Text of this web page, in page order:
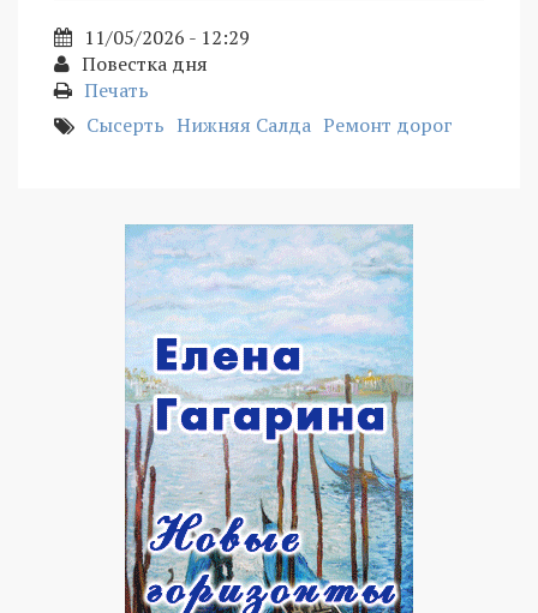
11/05/2026 - 12:29
Повестка дня
Печать
Сысерть Нижняя Салда Ремонт дорог